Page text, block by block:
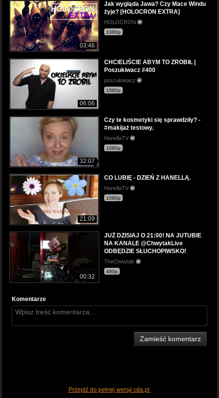
03:46
Jak wygląda Jawa? Czy Mace Windu
żyje? [HOLOCRON EXTRA]
HOLOCRON
1080p
06:06
CHCIELIŚCIE ABYM TO ZROBIŁ |
Poszukiwacz #400
poszukiwacz
1080p
32:07
Czy te kosmetyki się sprawdziły? -
#makijaż testowy.
HanellaTV
1080p
21:09
CO LUBIĘ - DZIEŃ Z HANELLĄ.
HanellaTV
1080p
00:32
JUŻ DZISIAJ O 21:00! NA JUTUBIE
NA KANALE @ChwytakLive
ODBĘDZIE SŁUCHOPIWSKO!
TheChwytak
480p
Komentarze
Zamieść komentarz
Przejdź do pełnej wersji cda.pl